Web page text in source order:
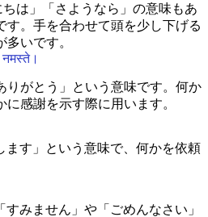
ちは」「さようなら」の意味もあ
す。手を合わせて頭を少し下げる
いです。
りがとう」という意味です。何か
感謝を示す際に用います。
ます」という意味で、何かを依頼
すみません」や「ごめんなさい」